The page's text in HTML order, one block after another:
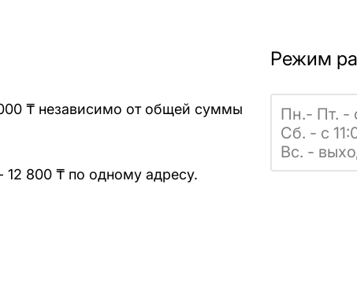
₸ независимо от общей суммы
12 800 ₸ по одному адресу.
Режим
Пн.- Пт. -
Сб. - с
Вс. -